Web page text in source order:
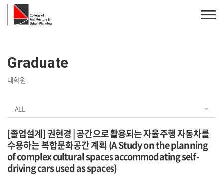
Graduate
대학원
ALL
[졸업설계] 권현경 | 공간으로 활용되는 자율주행 자동차를
수용하는 복합문화공간 계획 (A Study on the planning
of complex cultural spaces accommodating self-
driving cars used as spaces)